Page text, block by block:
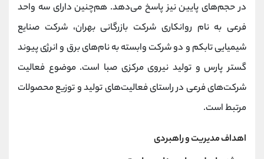
در حجم‌های پایین نیز پاسخ می‌دهد. هم‌چنین دارای سه واحد
فرعی به نام روانکاری شرکت بازرگانی بهران، شرکت صنایع
شیمیایی تابکم و دو شرکت وابسته به نام‌های برق و انرژی پیوند
گستر پارس و تولید نیروی مرکزی صبا است. موضوع فعالیت
شرکت‌های فرعی در راستای فعالیت‌های تولید و توزیع محصولات
مرتبط است.
اهداف مدیریت و راهبردی